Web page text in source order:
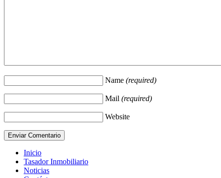
Name (required)
Mail (required)
Website
Inicio
Tasador Inmobiliario
Noticias